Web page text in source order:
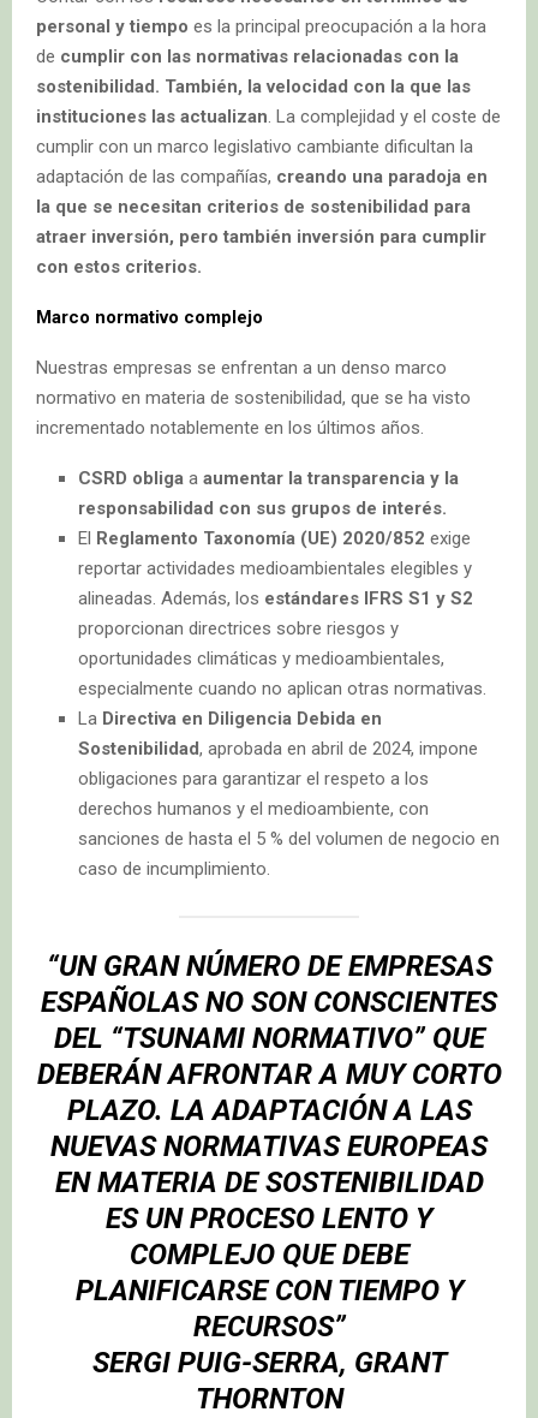
personal y tiempo es la principal preocupación a la hora
de cumplir con las normativas relacionadas con la
sostenibilidad. También, la velocidad con la que las
instituciones las actualizan. La complejidad y el coste de
cumplir con un marco legislativo cambiante dificultan la
adaptación de las compañías, creando una paradoja en
la que se necesitan criterios de sostenibilidad para
atraer inversión, pero también inversión para cumplir
con estos criterios.
Marco normativo complejo
Nuestras empresas se enfrentan a un denso marco
normativo en materia de sostenibilidad, que se ha visto
incrementado notablemente en los últimos años.
CSRD obliga a aumentar la transparencia y la
responsabilidad con sus grupos de interés.
El Reglamento Taxonomía (UE) 2020/852 exige
reportar actividades medioambientales elegibles y
alineadas. Además, los estándares IFRS S1 y S2
proporcionan directrices sobre riesgos y
oportunidades climáticas y medioambientales,
especialmente cuando no aplican otras normativas.
La Directiva en Diligencia Debida en
Sostenibilidad, aprobada en abril de 2024, impone
obligaciones para garantizar el respeto a los
derechos humanos y el medioambiente, con
sanciones de hasta el 5 % del volumen de negocio en
caso de incumplimiento.
“UN GRAN NÚMERO DE EMPRESAS
ESPAÑOLAS NO SON CONSCIENTES
DEL “TSUNAMI NORMATIVO” QUE
DEBERÁN AFRONTAR A MUY CORTO
PLAZO. LA ADAPTACIÓN A LAS
NUEVAS NORMATIVAS EUROPEAS
EN MATERIA DE SOSTENIBILIDAD
ES UN PROCESO LENTO Y
COMPLEJO QUE DEBE
PLANIFICARSE CON TIEMPO Y
RECURSOS”
SERGI PUIG-SERRA, GRANT
THORNTON